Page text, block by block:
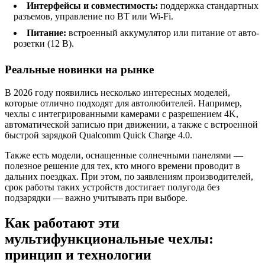
Интерфейсы и совместимость: поддержка стандартных
разъемов, управление по BT или Wi-Fi.
Питание: встроенный аккумулятор или питание от авто-
розетки (12 В).
Реальные новинки на рынке
В 2026 году появились несколько интересных моделей,
которые отлично подходят для автолюбителей. Например,
чехлы с интегрированными камерами с разрешением 4K,
автоматической записью при движении, а также с встроенной
быстрой зарядкой Qualcomm Quick Charge 4.0.
Также есть модели, оснащенные солнечными панелями —
полезное решение для тех, кто много времени проводит в
дальних поездках. При этом, по заявлениям производителей,
срок работы таких устройств достигает полугода без
подзарядки — важно учитывать при выборе.
Как работают эти
мультифункциональные чехлы:
принцип и технологии